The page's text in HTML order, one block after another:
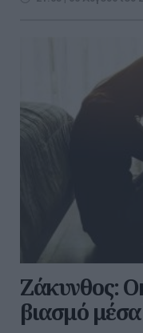
Ζάκυνθος:
βιασμό